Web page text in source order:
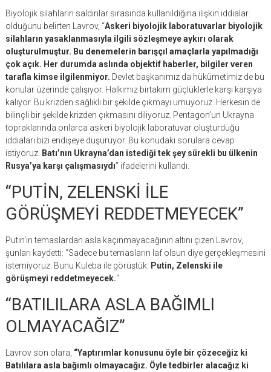
Biyolojik silahların saldırılar sırasında kullanıldığına ilişkin iddialar
olduğunu belirten Lavrov, “Askeri biyolojik laboratuvarlar biyolojik
silahların yasaklanmasıyla ilgili sözleşmeye aykırı olarak
oluşturulmuştur. Bu denemelerin barışçıl amaçlarla yapılmadığı
çok açık. Her durumda aslında objektif haberler, bilgiler veren
tarafla kimse ilgilenmiyor. Devlet başkanımız da hükümetimiz de bu
konular üzerinde çalışıyor. Halkımız birtakım güçlüklerle karşı karşıya
kalıyor. Bu krizden sağlıklı bir şekilde çıkmayı umuyoruz. Herkesin de
bilinçli bir şekilde krizden çıkmasını diliyoruz. Pentagon’un Ukrayna
topraklarında onlarca askeri biyolojik laboratuvar oluşturduğu
iddiaları bizi endişeye düşürüyor. Bu konudaki sorulara cevap
istiyoruz. Batı’nın Ukrayna’dan istediği tek şey sürekli bu ülkenin
Rusya’ya karşı çalışmasıydı” ifadelerini kullandı.
“PUTİN, ZELENSKİ İLE
GÖRÜŞMEYİ REDDETMEYECEK”
Putin’in temaslardan asla kaçınmayacağının altını çizen Lavrov,
şunları kaydetti: “Sadece bu temasların laf olsun diye gerçekleşmesini
istemiyoruz. Bunu Kuleba ile görüştük. Putin, Zelenski ile
görüşmeyi reddetmeyecek.“
“BATILILARA ASLA BAĞIMLI
OLMAYACAĞIZ”
Lavrov son olara, “Yaptırımlar konusunu öyle bir çözeceğiz ki
Batılılara asla bağımlı olmayacağız. Öyle tedbirler alacağız ki